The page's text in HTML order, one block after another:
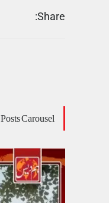
Share:
Posts Carousel